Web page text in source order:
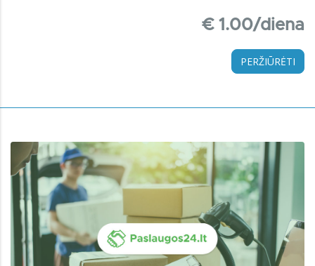
€ 1.00/diena
PERŽIŪRĖTI